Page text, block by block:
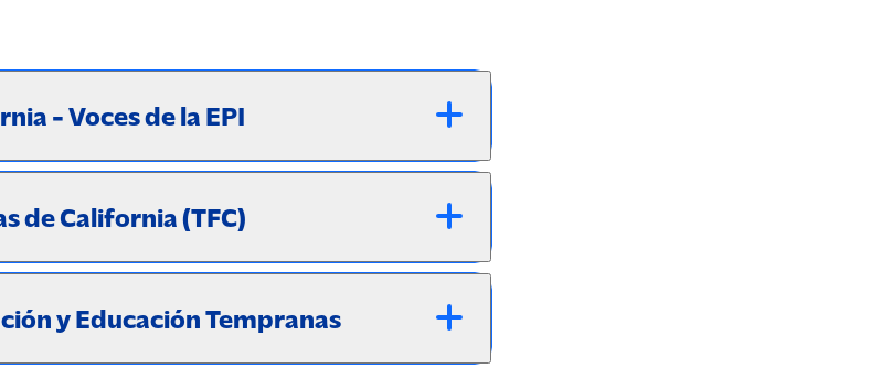
- Voces de la EPI
de California (TFC)
y Educación Tempranas